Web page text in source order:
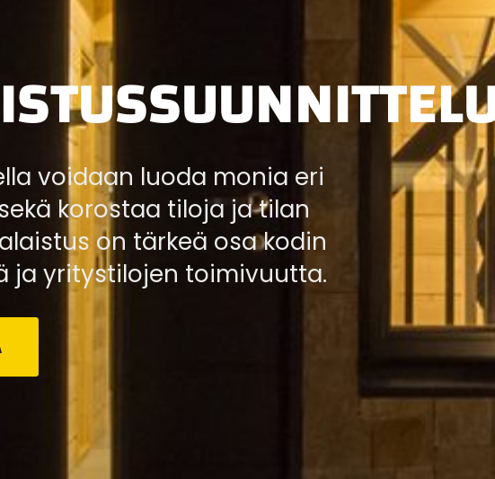
voidaan luoda monia eri
korostaa tiloja ja tilan
on tärkeä osa kodin
ja yritystilojen toimivuutta.